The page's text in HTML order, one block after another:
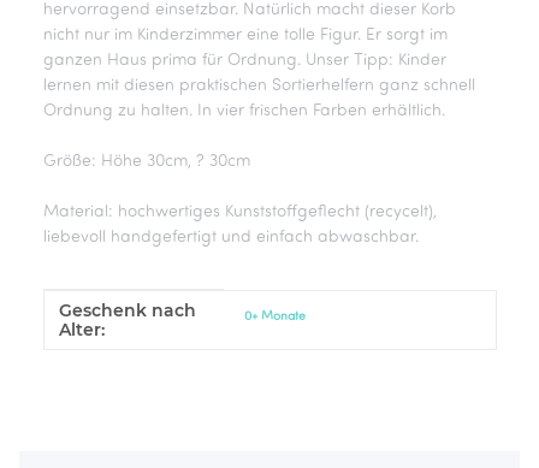
hervorragend einsetzbar. Natürlich macht dieser Korb
nicht nur im Kinderzimmer eine tolle Figur. Er sorgt im
ganzen Haus prima für Ordnung. Unser Tipp: Kinder
lernen mit diesen praktischen Sortierhelfern ganz schnell
Ordnung zu halten. In vier frischen Farben erhältlich.
Größe: Höhe 30cm, ? 30cm
Material: hochwertiges Kunststoffgeflecht (recycelt),
liebevoll handgefertigt und einfach abwaschbar.
Produkteigenschaft
Wert
Geschenk nach
Alter:
0+ Monate